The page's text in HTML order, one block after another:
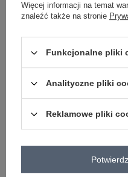
jasny brązowy
ZALOGUJ
Masz pytanie? Chętnie
Zadzwoń+48 601 547 740
Więcej informacji na temat
znaleźć także na stronie
Funkcjonalne pliki
Analityczne pliki
Reklamowe pliki